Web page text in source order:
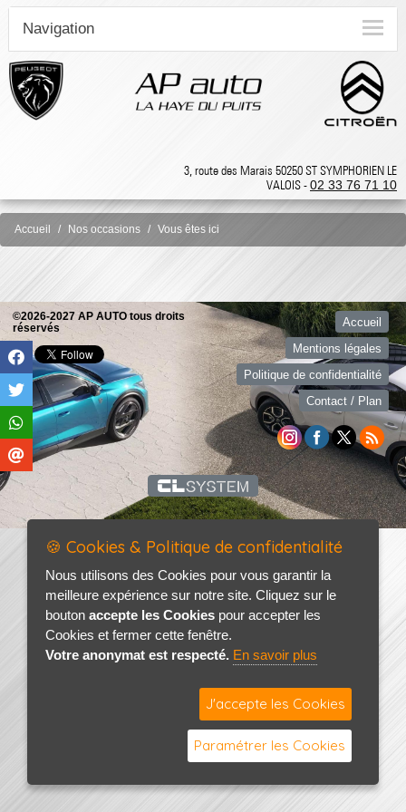
Navigation
3, route des Marais 50250 ST SYMPHORIEN LE
VALOIS -02 33 76 71 10
Accueil Nos occasions Vous êtes ici
©2026-2027 AP AUTO tous droits
réservés
Accueil
Mentions légales
Politique de confidentialité
Contact / Plan
🍪 Cookies & Politique de confidentialité
Nous utilisons des Cookies pour vous garantir la
meilleure expérience sur notre site. Cliquez sur le
bouton accepte les Cookies pour accepter les
Cookies et fermer cette fenêtre.
Votre anonymat est respecté. En savoir plus
J'accepte les Cookies
Paramétrer les Cookies